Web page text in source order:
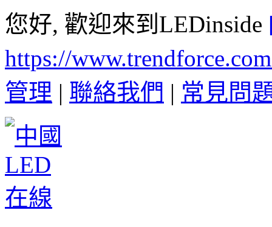
您好, 歡迎來到LEDinside
https://
管理 | 聯絡我們 | 常見問